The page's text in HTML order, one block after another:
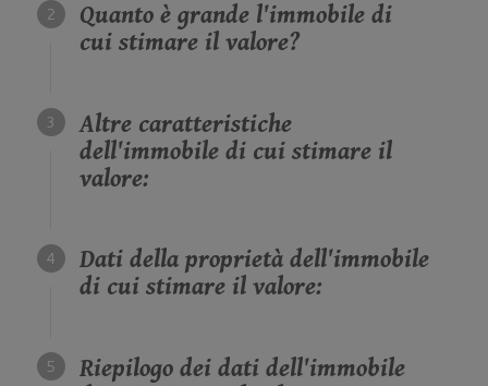
Quanto è grande l'immobile di
cui stimare il valore?
Altre caratteristiche
dell'immobile di cui stimare il
valore:
Dati della proprietà dell'immobile
di cui stimare il valore:
Riepilogo dei dati dell'immobile